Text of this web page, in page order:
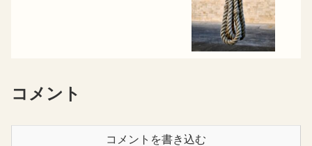
コメント
コメントを書き込む